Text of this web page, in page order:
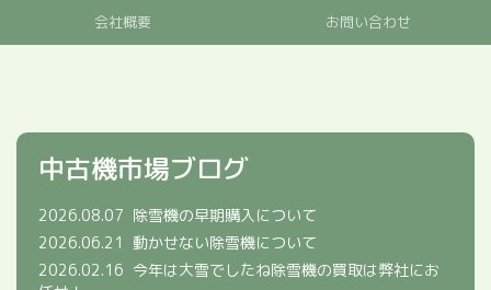
会社概要 お問い合わせ
中古機市場ブログ
2026.08.07 除雪機の早期購入について
2026.06.21
動かせない除雪機について
2026.02.16 今年は大雪でしたね除雪機の買取は弊社にお